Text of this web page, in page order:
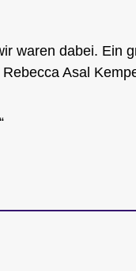
waren dabei. Ein
Asal